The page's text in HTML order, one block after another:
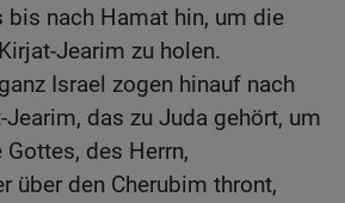
bis nach Hamat hin, um die
Jearim zu holen.
Israel zogen hinauf nach
Jearim, das zu Juda gehört, um
des Herrn,
über den Cherubim thront,